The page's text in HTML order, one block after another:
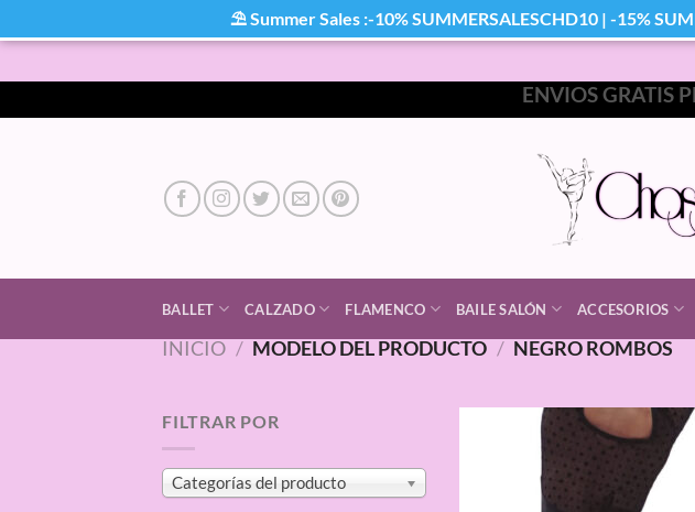
al
ENVIOS GRATIS
BALLET CALZADO FLAMENCO BAILE SALÓN ACCESORIOS
INICIO / MODELO DEL PRODUCTO / NEGRO ROMBOS
FILTRAR POR
Categorías del producto
⛱ Summer Sales :-10% SUMMERSALESCHD10 | -15%